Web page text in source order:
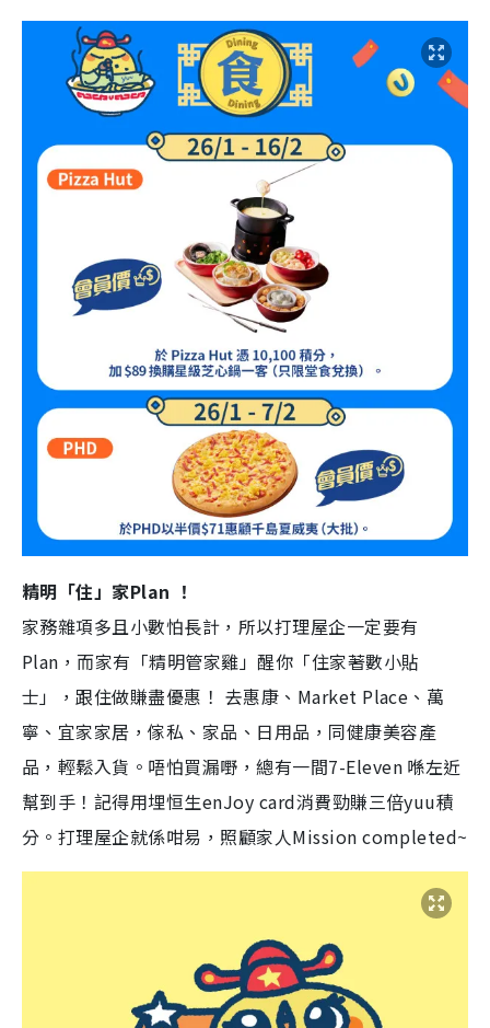
精明「住」家Plan ！
家務雜項多且小數怕長計，所以打理屋企一定要有
Plan，而家有「精明管家雞」醒你「住家著數小貼
士」，跟住做賺盡優惠！ 去惠康、Market Place、萬
寧、宜家家居，傢私、家品、日用品，同健康美容產
品，輕鬆入貨。唔怕買漏嘢，總有一間7-Eleven 喺左近
幫到手！記得用埋恒生enJoy card消費勁賺三倍yuu積
分。打理屋企就係咁易，照顧家人Mission completed~